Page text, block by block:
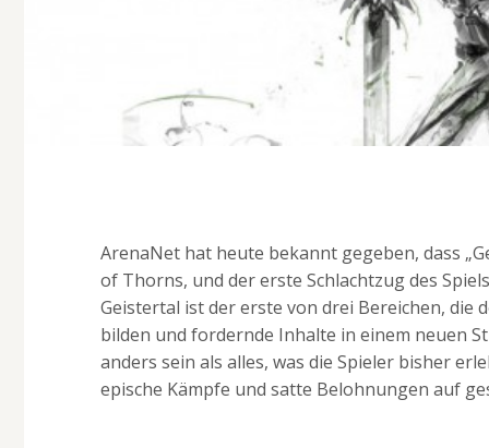
ArenaNet hat heute bekannt gegeben, dass
of Thorns, und der erste Schlachtzug des
Geistertal ist der erste von drei Bereichen, die
bilden und fordernde Inhalte in einem neuen
anders sein als alles, was die Spieler bisher
epische Kämpfe und satte Belohnungen auf